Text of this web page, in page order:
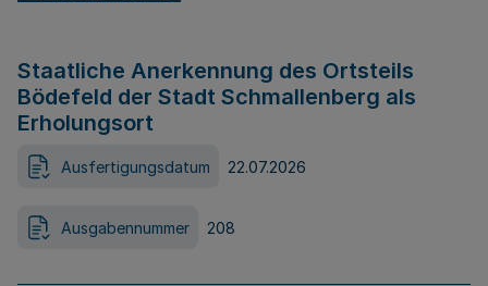
Staatliche Anerkennung des Ortsteils
Bödefeld der Stadt Schmallenberg als
Erholungsort
Ausfertigungsdatum 22.07.2026
Ausgabennummer 208